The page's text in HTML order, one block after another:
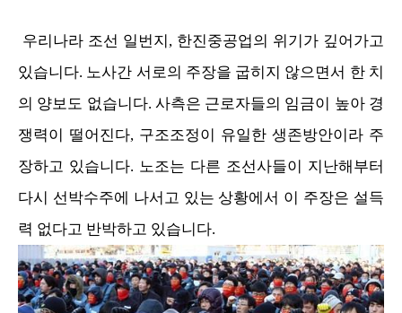
우리나라 조선 일번지, 한진중공업의 위기가 깊어가고
있습니다. 노사간 서로의 주장을 굽히지 않으면서 한 치
의 양보도 없습니다. 사측은 근로자들의 임금이 높아 경
쟁력이 떨어진다, 구조조정이 유일한 생존방안이라 주
장하고 있습니다. 노조는 다른 조선사들이 지난해부터
다시 선박수주에 나서고 있는 상황에서 이 주장은 설득
력 없다고 반박하고 있습니다.